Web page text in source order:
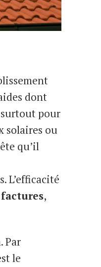
dont
surtout pour
solaires ou
qu’il
L’efficacité
,
Par
le